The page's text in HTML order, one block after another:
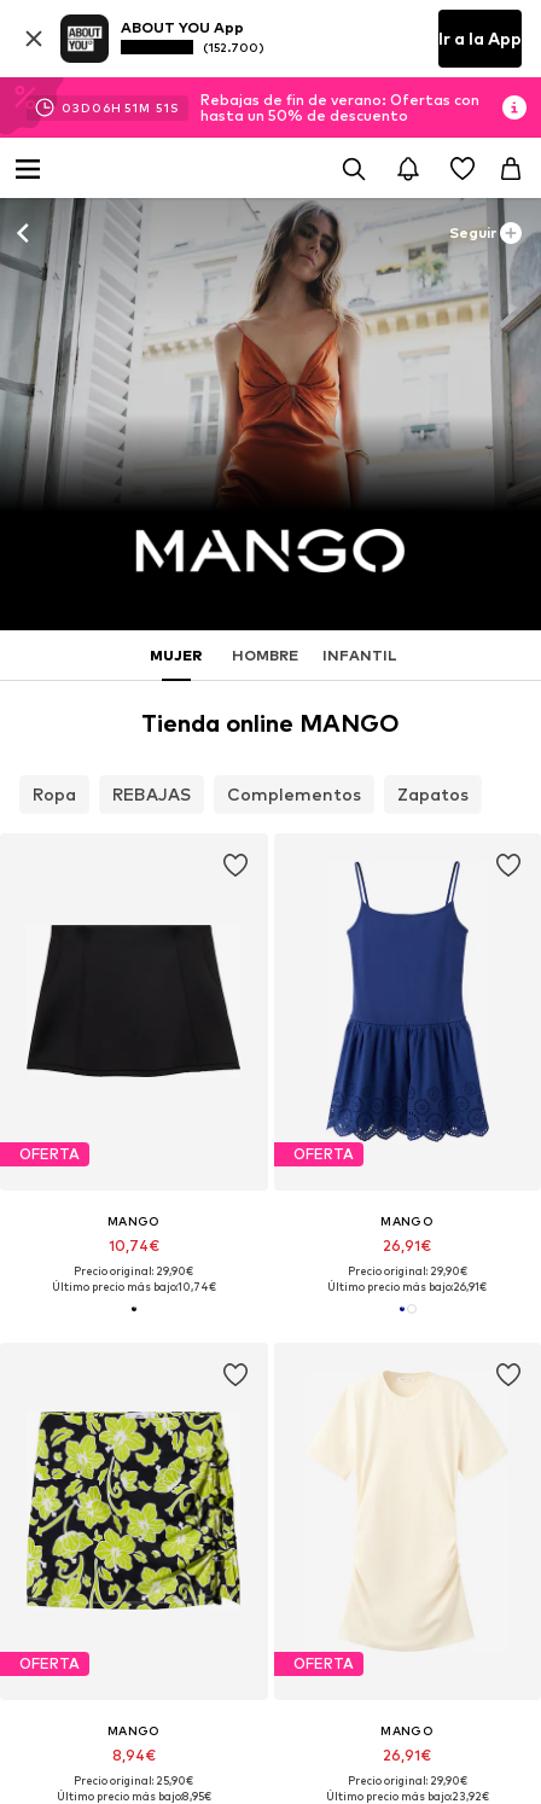
ABOUT YOU App
(152.700) Ir a la App
03D 06H 51M 50 S
Rebajas de fin de verano: Ofertas con
hasta un 50% de descuento
Seguir
MUJER HOMBRE INFANTIL
Tienda online MANGO
Ropa REBAJAS Complementos Zapatos
OFERTA
MANGO
10,74€
Precio original: 29,90€
Último precio más bajo:10,74€
OFERTA
MANGO
26,91€
Precio original: 29,90€
Último precio más bajo:26,91€
OFERTA
MANGO
8,94€
Precio original: 25,90€
Último precio más bajo:8,95€
OFERTA
MANGO
26,91€
Precio original: 29,90€
Último precio más bajo:23,92€